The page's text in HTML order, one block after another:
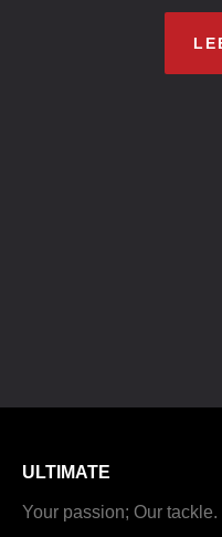
ULTIMATE
Your passion; Our tackle.